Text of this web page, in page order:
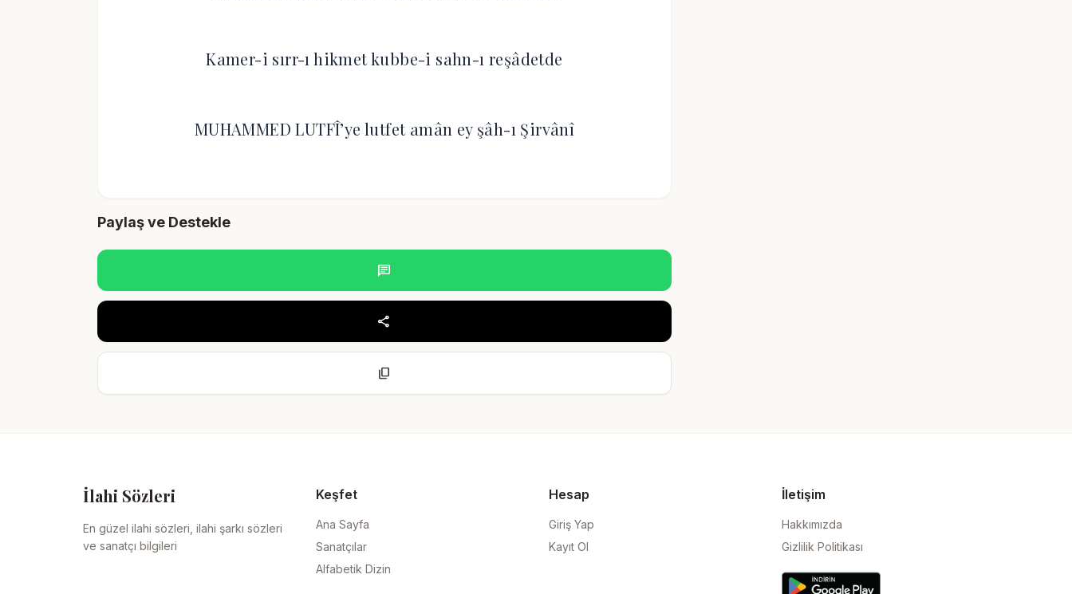
Kamer-i sırr-ı hikmet kubbe-i sahn-ı reşâdetde
MUHAMMED LUTFÎ’ye lutfet amân ey şâh-ı Şirvânî
Paylaş ve Destekle
chat
share
content_copy
İlahi Sözleri
En güzel ilahi sözleri, ilahi şarkı sözleri
ve sanatçı bilgileri
Keşfet
Ana Sayfa
Sanatçılar
Alfabetik Dizin
Hesap
Giriş Yap
Kayıt Ol
İletişim
Hakkımızda
Gizlilik Politikası